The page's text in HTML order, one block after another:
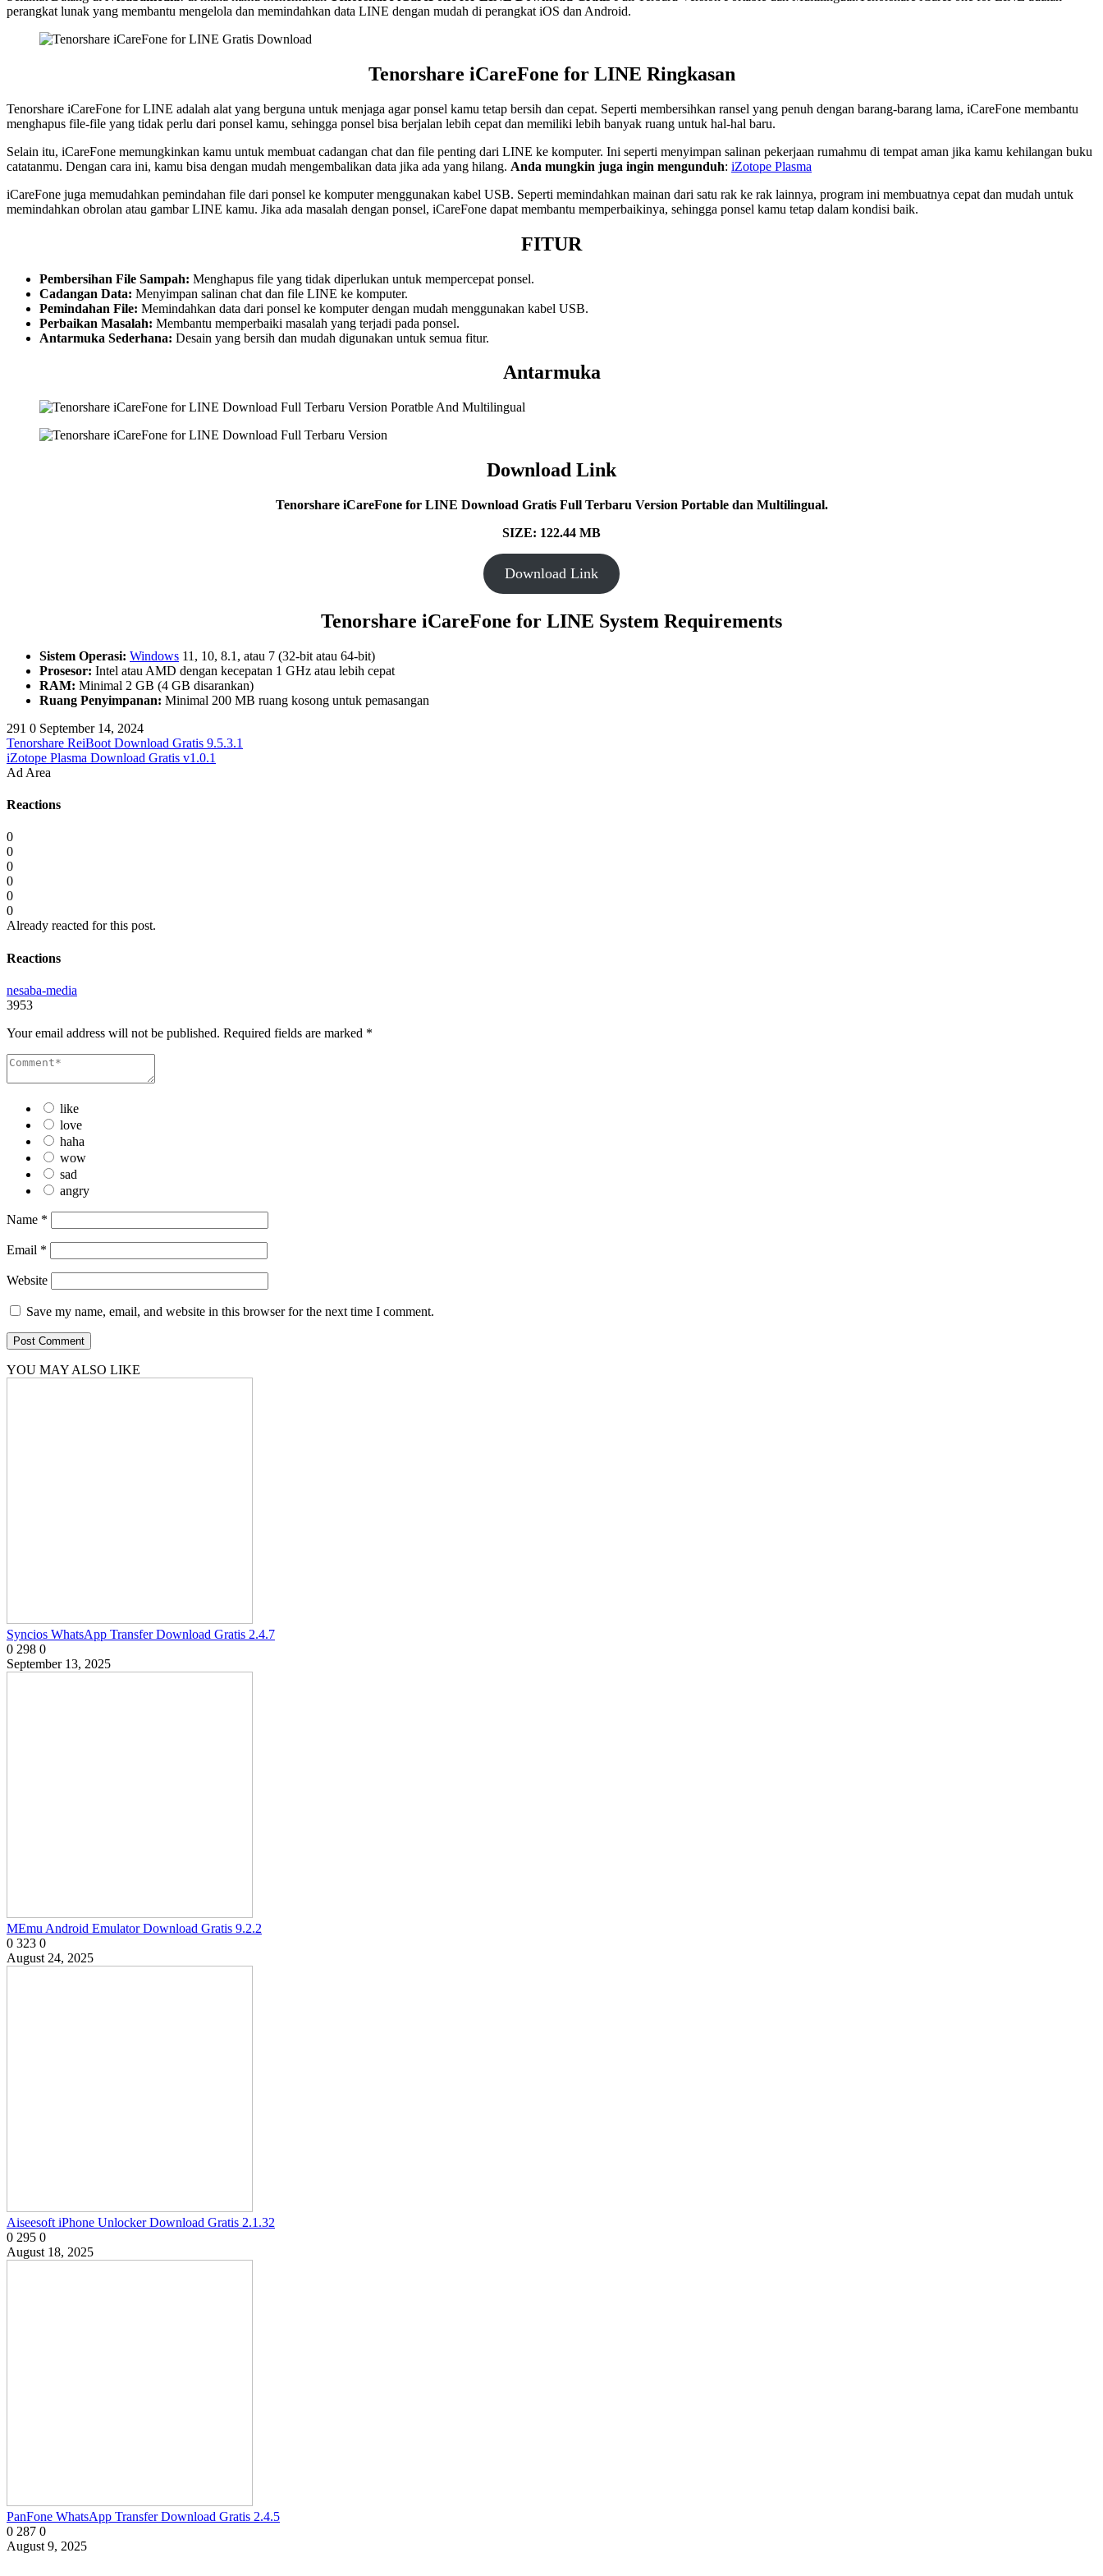
perangkat lunak yang membantu mengelola dan memindahkan data LINE dengan mudah di perangkat iOS dan Android.
Tenorshare iCareFone for LINE Ringkasan
Tenorshare iCareFone for LINE adalah alat yang berguna untuk menjaga agar ponsel kamu tetap bersih dan cepat. Seperti membersihkan ransel yang penuh dengan barang-barang lama, iCareFone membantu
menghapus file-file yang tidak perlu dari ponsel kamu, sehingga ponsel bisa berjalan lebih cepat dan memiliki lebih banyak ruang untuk hal-hal baru.
Selain itu, iCareFone memungkinkan kamu untuk membuat cadangan chat dan file penting dari LINE ke komputer. Ini seperti menyimpan salinan pekerjaan rumahmu di tempat aman jika kamu kehilangan buku
catatanmu. Dengan cara ini, kamu bisa dengan mudah mengembalikan data jika ada yang hilang. Anda mungkin juga ingin mengunduh: iZotope Plasma
iCareFone juga memudahkan pemindahan file dari ponsel ke komputer menggunakan kabel USB. Seperti memindahkan mainan dari satu rak ke rak lainnya, program ini membuatnya cepat dan mudah untuk
memindahkan obrolan atau gambar LINE kamu. Jika ada masalah dengan ponsel, iCareFone dapat membantu memperbaikinya, sehingga ponsel kamu tetap dalam kondisi baik.
FITUR
Pembersihan File Sampah: Menghapus file yang tidak diperlukan untuk mempercepat ponsel.
Cadangan Data: Menyimpan salinan chat dan file LINE ke komputer.
Pemindahan File: Memindahkan data dari ponsel ke komputer dengan mudah menggunakan kabel USB.
Perbaikan Masalah: Membantu memperbaiki masalah yang terjadi pada ponsel.
Antarmuka Sederhana: Desain yang bersih dan mudah digunakan untuk semua fitur.
Antarmuka
Download Link
Tenorshare iCareFone for LINE Download Gratis Full Terbaru Version Portable dan Multilingual.
SIZE: 122.44 MB
Download Link
Tenorshare iCareFone for LINE System Requirements
Sistem Operasi: Windows 11, 10, 8.1, atau 7 (32-bit atau 64-bit)
Prosesor: Intel atau AMD dengan kecepatan 1 GHz atau lebih cepat
RAM: Minimal 2 GB (4 GB disarankan)
Ruang Penyimpanan: Minimal 200 MB ruang kosong untuk pemasangan
291 0 September 14, 2024
Tenorshare ReiBoot Download Gratis 9.5.3.1
iZotope Plasma Download Gratis v1.0.1
Ad Area
Reactions
0
0
0
0
0
0
Already reacted for this post.
Reactions
nesaba-media
3953
Your email address will not be published. Required fields are marked *
like
love
haha
wow
sad
angry
Name *
Email *
Website
Save my name, email, and website in this browser for the next time I comment.
YOU MAY ALSO LIKE
Syncios WhatsApp Transfer Download Gratis 2.4.7
0 298 0
September 13, 2025
MEmu Android Emulator Download Gratis 9.2.2
0 323 0
August 24, 2025
Aiseesoft iPhone Unlocker Download Gratis 2.1.32
0 295 0
August 18, 2025
PanFone WhatsApp Transfer Download Gratis 2.4.5
0 287 0
August 9, 2025